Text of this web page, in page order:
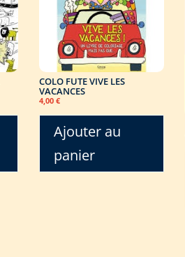
COLO FUTE VIVE LES
VACANCES
4,00€
Ajouter au
panier